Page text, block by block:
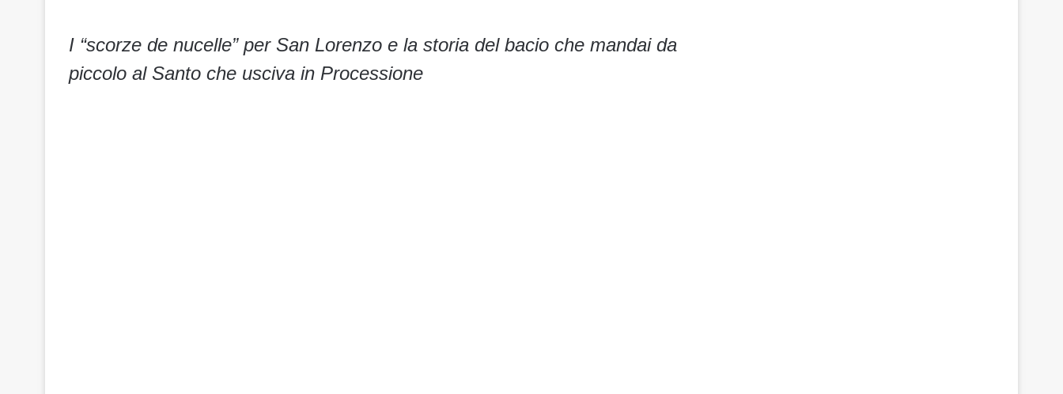
I “scorze de nucelle” per San Lorenzo e la storia del bacio che mandai da
piccolo al Santo che usciva in Processione